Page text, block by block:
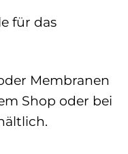
für das
Membranen
Shop oder bei